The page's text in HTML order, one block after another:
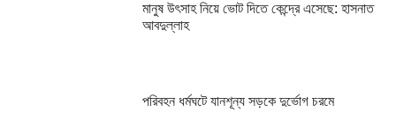
মানুষ উৎসাহ নিয়ে ভোট দিতে কেন্দ্রে এসেছে: হাসনাত
আবদুল্লাহ
পরিবহন ধর্মঘটে যানশূন্য সড়কে দুর্ভোগ চরমে